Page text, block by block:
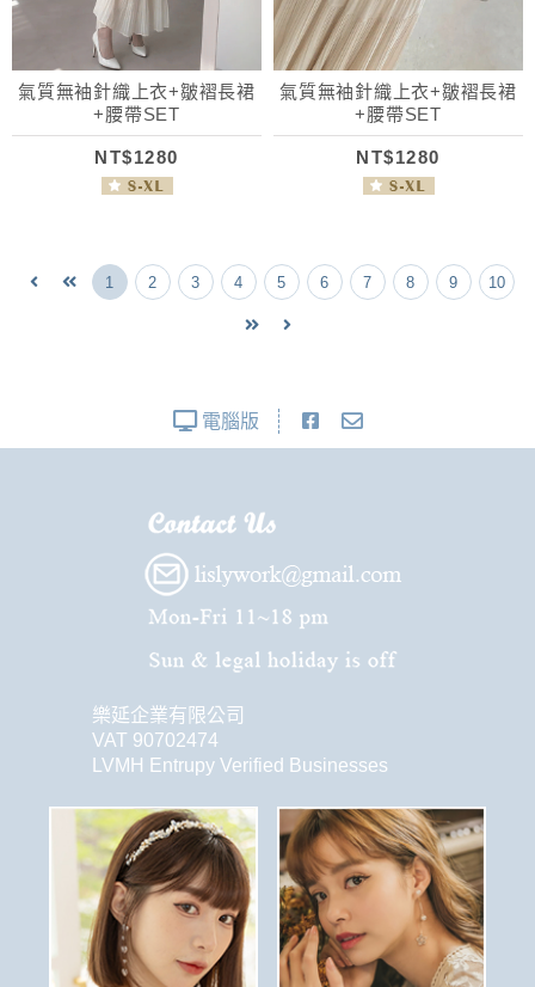
氣質無袖針織上衣+皺褶長裙
+腰帶SET
NT$1280
氣質無袖針織上衣+皺褶長裙
+腰帶SET
NT$1280
1 2 3 4 5 6 7 8 9 10
電腦版
樂延企業有限公司
VAT 90702474
LVMH Entrupy Verified Businesses